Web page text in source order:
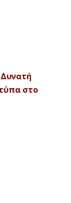
στο